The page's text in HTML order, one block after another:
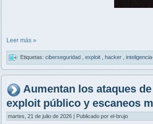
Leer más »
Etiquetas: ciberseguridad exploit hacker
Aumentan los ataques
exploit público y escaneos
martes, 21 de julio de 2026 | Publicado por el-brujo